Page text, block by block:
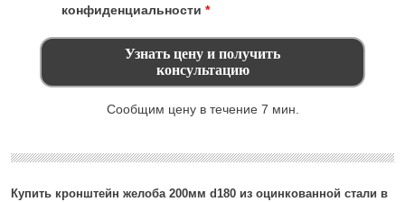
Купить кронштейн желоба 200мм d180 из оцинкованной стали в
конфиденциальности *
Сообщим цену в течение 7 мин.